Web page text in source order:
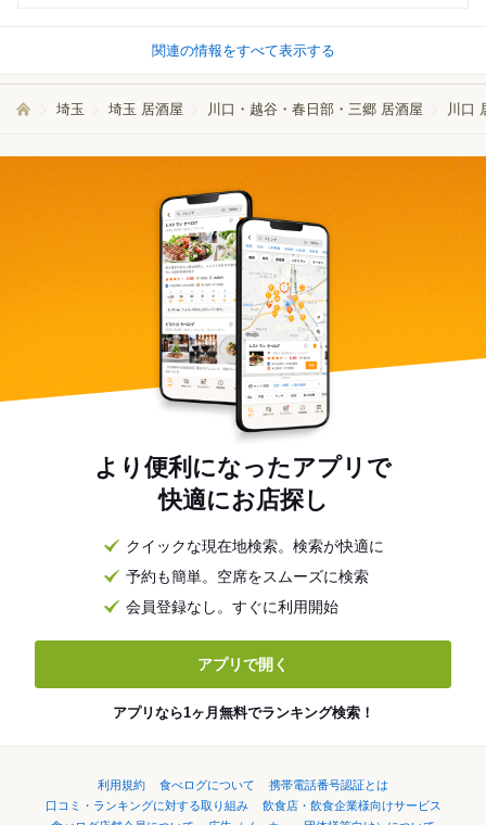
関連の情報をすべて表示する
埼玉 埼玉 居酒屋 川口・越谷・春日部・三郷 居酒屋 川口
より便利になったアプリで
快適にお店探し
クイックな現在地検索。検索が快適に
予約も簡単。空席をスムーズに検索
会員登録なし。すぐに利用開始
アプリで開く
アプリなら1ヶ月無料でランキング検索！
利用規約 食べログについて
携帯電話番号認証とは
口コミ・ランキングに対する取り組み
飲食店・飲食企業様向けサービス